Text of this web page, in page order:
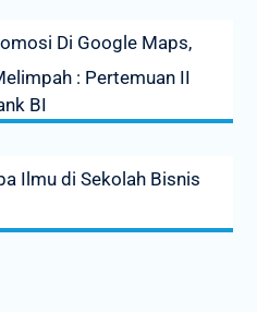
Di Google Maps,
: Pertemuan II
BI
Ilmu di Sekolah Bisnis